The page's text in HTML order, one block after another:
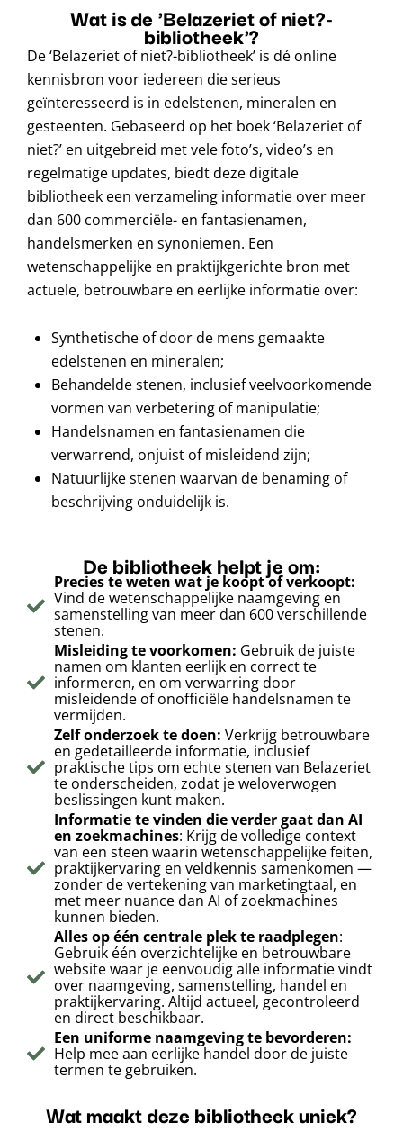
Wat is de 'Belazeriet of niet?-
bibliotheek'?
De ‘Belazeriet of niet?-bibliotheek’ is dé online
kennisbron voor iedereen die serieus
geïnteresseerd is in edelstenen, mineralen en
gesteenten. Gebaseerd op het boek ‘Belazeriet of
niet?’ en uitgebreid met vele foto’s, video’s en
regelmatige updates, biedt deze digitale
bibliotheek een verzameling informatie over meer
dan 600 commerciële- en fantasienamen,
handelsmerken en synoniemen. Een
wetenschappelijke en praktijkgerichte bron met
actuele, betrouwbare en eerlijke informatie over:
Synthetische of door de mens gemaakte
edelstenen en mineralen;
Behandelde stenen, inclusief veelvoorkomende
vormen van verbetering of manipulatie;
Handelsnamen en fantasienamen die
verwarrend, onjuist of misleidend zijn;
Natuurlijke stenen waarvan de benaming of
beschrijving onduidelijk is.
De bibliotheek helpt je om:
Precies te weten wat je koopt of verkoopt:
Vind de wetenschappelijke naamgeving en
samenstelling van meer dan 600 verschillende
stenen.
Misleiding te voorkomen: Gebruik de juiste
namen om klanten eerlijk en correct te
informeren, en om verwarring door
misleidende of onofficiële handelsnamen te
vermijden.
Zelf onderzoek te doen: Verkrijg betrouwbare
en gedetailleerde informatie, inclusief
praktische tips om echte stenen van Belazeriet
te onderscheiden, zodat je weloverwogen
beslissingen kunt maken.
Informatie te vinden die verder gaat dan AI
en zoekmachines: Krijg de volledige context
van een steen waarin wetenschappelijke feiten,
praktijkervaring en veldkennis samenkomen —
zonder de vertekening van marketingtaal, en
met meer nuance dan AI of zoekmachines
kunnen bieden.
Alles op één centrale plek te raadplegen:
Gebruik één overzichtelijke en betrouwbare
website waar je eenvoudig alle informatie vindt
over naamgeving, samenstelling, handel en
praktijkervaring. Altijd actueel, gecontroleerd
en direct beschikbaar.
Een uniforme naamgeving te bevorderen:
Help mee aan eerlijke handel door de juiste
termen te gebruiken.
Wat maakt deze bibliotheek uniek?